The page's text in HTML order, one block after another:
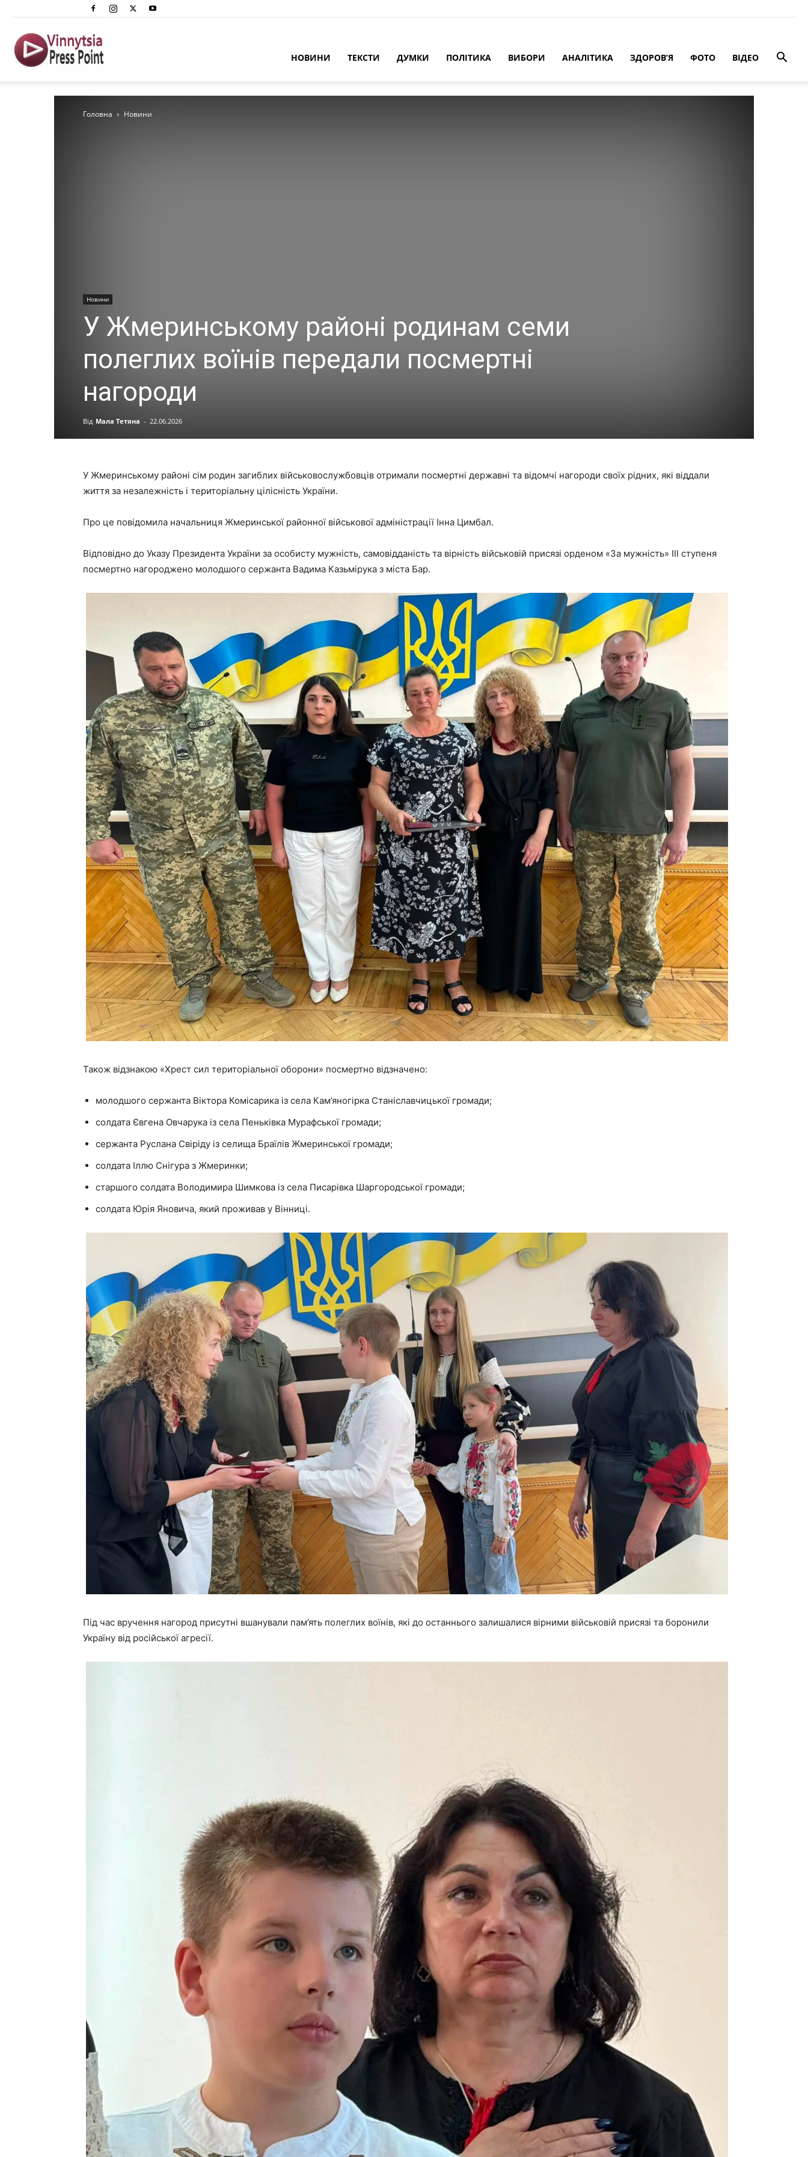
Преспоінт
НОВИНИ ТЕКСТИ ДУМКИ ПОЛІТИКА ВИБОРИ АНАЛІТИКА ЗДОРОВ’Я ФОТО ВІДЕО
Головна Новини
Новини
У Жмеринському районі родинам семи
полеглих воїнів передали посмертні
нагороди
Від Мала Тетяна - 22.06.2026
У Жмеринському районі сім родин загиблих військовослужбовців отримали посмертні державні та відомчі нагороди своїх рідних, які віддали
життя за незалежність і територіальну цілісність України.
Про це повідомила начальниця Жмеринської районної військової адміністрації Інна Цимбал.
Відповідно до Указу Президента України за особисту мужність, самовідданість та вірність військовій присязі орденом «За мужність» ІІІ ступеня
посмертно нагороджено молодшого сержанта Вадима Казьмірука з міста Бар.
Також відзнакою «Хрест сил територіальної оборони» посмертно відзначено:
молодшого сержанта Віктора Комісарика із села Кам’яногірка Станіславчицької громади;
солдата Євгена Овчарука із села Пеньківка Мурафської громади;
сержанта Руслана Свіріду із селища Браїлів Жмеринської громади;
солдата Іллю Снігура з Жмеринки;
старшого солдата Володимира Шимкова із села Писарівка Шаргородської громади;
солдата Юрія Яновича, який проживав у Вінниці.
Під час вручення нагород присутні вшанували пам’ять полеглих воїнів, які до останнього залишалися вірними військовій присязі та боронили
Україну від російської агресії.